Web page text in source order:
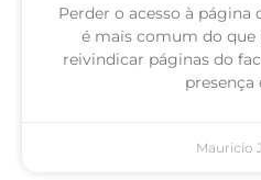
Perder o acesso à
é mais comum do que
reivindicar páginas do
presença
Mauricio